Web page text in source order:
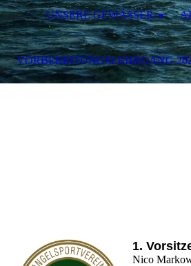
1.
Nico
UNSERE GEWÄSSER
VORBEREITUNGSLEHRGANG